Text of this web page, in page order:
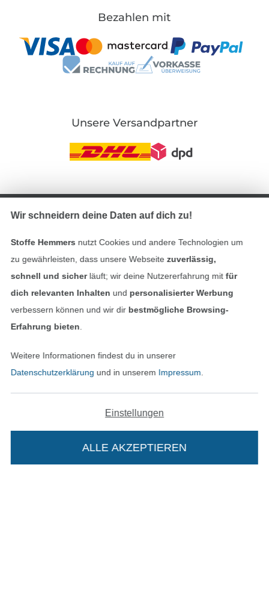
In deinen Warenkorb
Bezahlen mit
Unsere Versandpartner
AGB
Datenschutz
Widerrufsrecht
Bestellung widerrufen
Finde mehr Inspiration
In den deutschen Shop wechseln (aktuell
Wir schneidern deine Daten auf dich zu!
Stoffe Hemmers nutzt Cookies und andere Technologien um
zu gewährleisten, dass unsere Webseite zuverlässig,
schnell und sicherläuft; wir deine Nutzererfahrung mitfür
dich relevanten Inhalten und personalisierter Werbung
verbessern können und wir dir bestmögliche Browsing-
Erfahrung bieten
Weitere Informationen findest du in unserer
Datenschutzerklärung und in unserem Impressum
Einstellungen
ALLE AKZEPTIEREN